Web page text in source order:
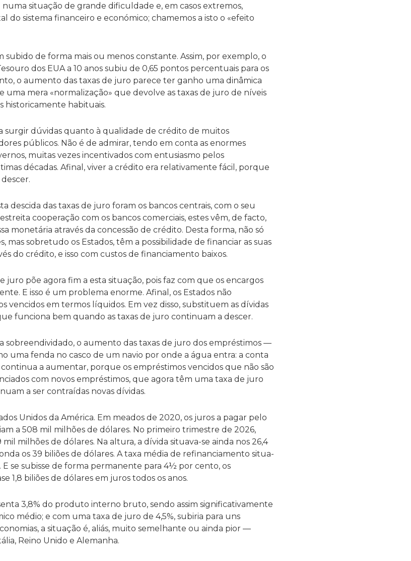
situação de grande dificuldade e, em casos extremos,
do sistema financeiro e económico; chamemos a isto o «efeito
subido de forma mais ou menos constante. Assim, por exemplo, o
dos EUA a 10 anos subiu de 0,65 pontos percentuais para os
o aumento das taxas de juro parece ter ganho uma dinâmica
uma mera «normalização» que devolve as taxas de juro de níveis
historicamente habituais.
surgir dúvidas quanto à qualidade de crédito de muitos
públicos. Não é de admirar, tendo em conta as enormes
muitas vezes incentivados com entusiasmo pelos
décadas. Afinal, viver a crédito era relativamente fácil, porque
descida das taxas de juro foram os bancos centrais, com o seu
cooperação com os bancos comerciais, estes vêm, de facto,
monetária através da concessão de crédito. Desta forma, não só
mas sobretudo os Estados, têm a possibilidade de financiar as suas
do crédito, e isso com custos de financiamento baixos.
juro põe agora fim a esta situação, pois faz com que os encargos
E isso é um problema enorme. Afinal, os Estados não
vencidos em termos líquidos. Em vez disso, substituem as dívidas
funciona bem quando as taxas de juro continuam a descer.
sobreendividado, o aumento das taxas de juro dos empréstimos —
uma fenda no casco de um navio por onde a água entra: a conta
a aumentar, porque os empréstimos vencidos que não são
com novos empréstimos, que agora têm uma taxa de juro
a ser contraídas novas dívidas.
Unidos da América. Em meados de 2020, os juros a pagar pelo
a 508 mil milhões de dólares. No primeiro trimestre de 2026,
mil milhões de dólares. Na altura, a dívida situava-se ainda nos 26,4
os 39 biliões de dólares. A taxa média de refinanciamento situa-
se subisse de forma permanente para 4½ por cento, os
1,8 biliões de dólares em juros todos os anos.
3,8% do produto interno bruto, sendo assim significativamente
médio; e com uma taxa de juro de 4,5%, subiria para uns
a situação é, aliás, muito semelhante ou ainda pior —
Reino Unido e Alemanha.